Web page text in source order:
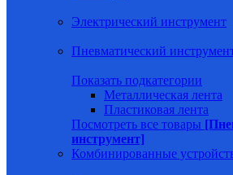
Электрический инструмент
Пневматический
Показать подкатегории
Металлическая лента
Пластиковая лента
Посмотреть все товары
инструмент]
Комбинированные